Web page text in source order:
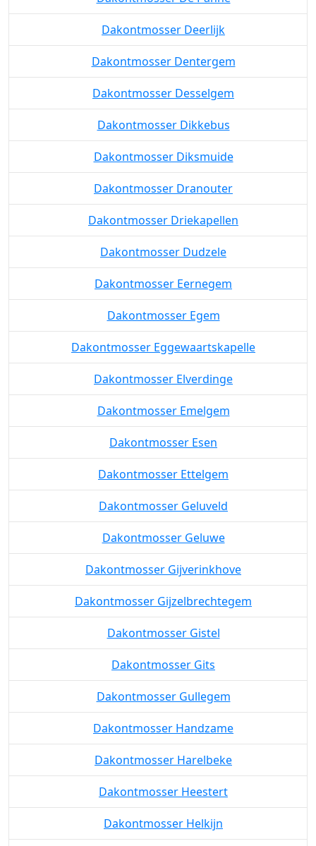
Dakontmosser Deerlijk
Dakontmosser Dentergem
Dakontmosser Desselgem
Dakontmosser Dikkebus
Dakontmosser Diksmuide
Dakontmosser Dranouter
Dakontmosser Driekapellen
Dakontmosser Dudzele
Dakontmosser Eernegem
Dakontmosser Egem
Dakontmosser Eggewaartskapelle
Dakontmosser Elverdinge
Dakontmosser Emelgem
Dakontmosser Esen
Dakontmosser Ettelgem
Dakontmosser Geluveld
Dakontmosser Geluwe
Dakontmosser Gijverinkhove
Dakontmosser Gijzelbrechtegem
Dakontmosser Gistel
Dakontmosser Gits
Dakontmosser Gullegem
Dakontmosser Handzame
Dakontmosser Harelbeke
Dakontmosser Heestert
Dakontmosser Helkijn